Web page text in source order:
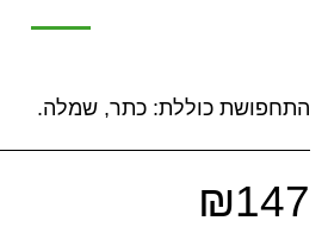
התחפושת כוללת: כתר, שמלה.
₪147